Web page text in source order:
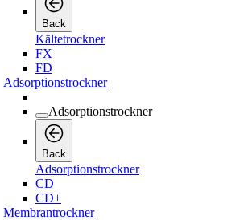
Back
Kältetrockner
FX
FD
Adsorptionstrockner
Adsorptionstrockner
Back
Adsorptionstrockner
CD
CD+
Membrantrockner